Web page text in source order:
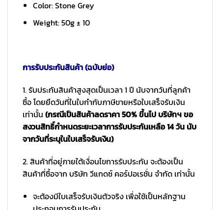
Color: Stone Grey
Weight: 50g ± 10
การรับประกันสินค้า (ฉบับย่อ)
1. รับประกันสินค้าสูงสุดเป็นเวลา 1 ปี นับจากวันที่ลูกค้า
ซื้อ โดยยึดวันที่ในใบกำกับภาษีขายหรือใบเสร็จรับเงิน
เท่านั้น (กรณีเป็นสินค้าลดราคา 50% ขึ้นไป บริษัทฯ ขอ
สงวนสิทธิ์กำหนดระยะเวลาการรับประกันเหลือ 14 วัน นับ
จากวันที่ระบุในใบเสร็จรับเงิน)
2. สินค้าที่อยู่ภายใต้เงื่อนไขการรับประกัน จะต้องเป็น
สินค้าที่ซื้อจาก บริษัท วีแกดซ์ คอร์ปอเรชั่น จำกัด เท่านั้น
จะต้องมีใบเสร็จรับเงินตัวจริง เพื่อใช้เป็นหลักฐาน